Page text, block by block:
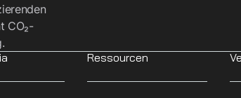
CO₂-
Ressourcen